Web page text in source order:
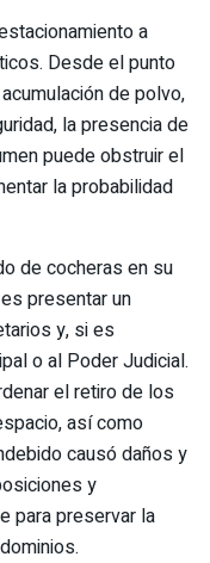
a
Desde el punto
de polvo,
la presencia de
puede obstruir el
la probabilidad
de cocheras en su
presentar un
y, si es
o al Poder Judicial.
el retiro de los
así como
causó daños y
y
para preservar la